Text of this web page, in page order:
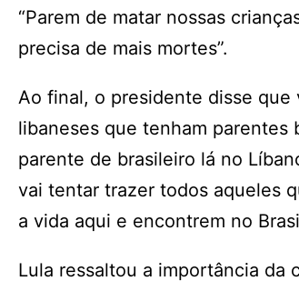
“Parem de matar nossas
precisa de mais mortes”.
Ao final, o presidente disse que
libaneses que tenham parentes
parente de brasileiro lá no
vai tentar trazer todos aqueles
a vida aqui e encontrem no
Lula ressaltou a importância da